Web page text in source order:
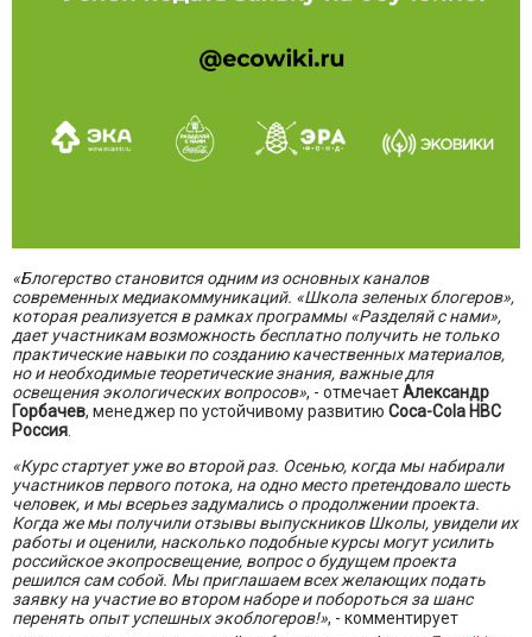
«Блогерство становится одним из основных каналов
современных медиакоммуникаций. «Школа зеленых блогеров»,
которая реализуется в рамках программы «Разделяй с нами»,
дает участникам возможность бесплатно получить не только
практические навыки по созданию качественных материалов,
но и необходимые теоретические знания, важные для
освещения экологических вопросов», - отмечаетАлександр
Горбачев, менеджер по устойчивому развитию Coca-Cola HBC
Россия
«Курс стартует уже во второй раз. Осенью, когда мы набирали
участников первого потока, на одно место претендовало шесть
человек, и мы всерьез задумались о продолжении проекта.
Когда же мы получили отзывы выпускников Школы, увидели их
работы и оценили, насколько подобные курсы могут усилить
российское экопросвещение, вопрос о будущем проекта
решился сам собой. Мы приглашаем всех желающих подать
заявку на участие во втором наборе и побороться за шанс
перенять опыт успешных экоблогеров!», - комментирует